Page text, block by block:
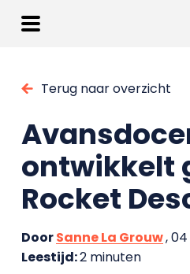
Terug naar overzicht
ontwikkelt
Rocket
DoorSanne La Grouw,
Leestijd:2 minuten